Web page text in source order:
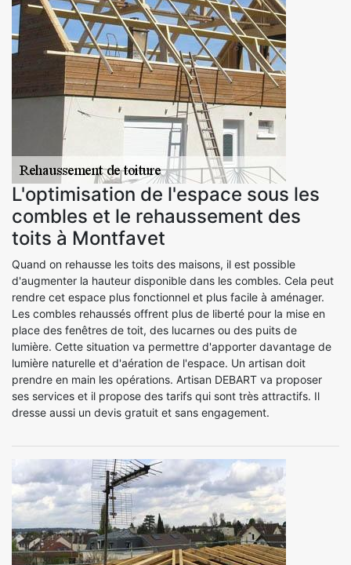
L'optimisation de l'espace sous les
combles et le rehaussement des
toits à Montfavet
Quand on rehausse les toits des maisons, il est possible
d'augmenter la hauteur disponible dans les combles. Cela peut
rendre cet espace plus fonctionnel et plus facile à aménager.
Les combles rehaussés offrent plus de liberté pour la mise en
place des fenêtres de toit, des lucarnes ou des puits de
lumière. Cette situation va permettre d'apporter davantage de
lumière naturelle et d'aération de l'espace. Un artisan doit
prendre en main les opérations. Artisan DEBART va proposer
ses services et il propose des tarifs qui sont très attractifs. Il
dresse aussi un devis gratuit et sans engagement.